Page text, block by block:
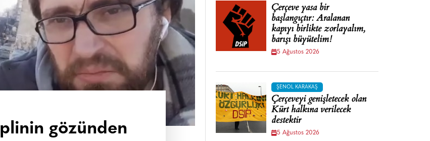
gözünden
Çerçeve yasa bir
başlangıçtır: Aralanan
kapıyı birlikte zorlayalım,
barışı büyütelim!
5 Ağustos 2026
ŞENOL KARAKAŞ
Çerçeveyi genişletecek olan
Kürt halkına verilecek
destektir
5 Ağustos 2026